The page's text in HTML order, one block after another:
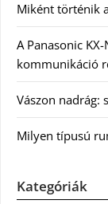
Miként történik
A Panasonic
kommunikáció
Vászon nadrág:
Milyen típusú
Kategóriák